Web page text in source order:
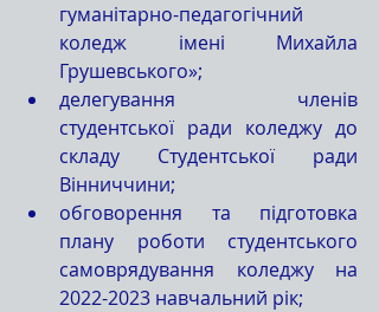
гуманітарно-педагогічний
коледж імені Михайла
Грушевського»;
делегування членів
студентської ради коледжу до
складу Студентської ради
Вінниччини;
обговорення та підготовка
плану роботи студентського
самоврядування коледжу на
2022-2023 навчальний рік;